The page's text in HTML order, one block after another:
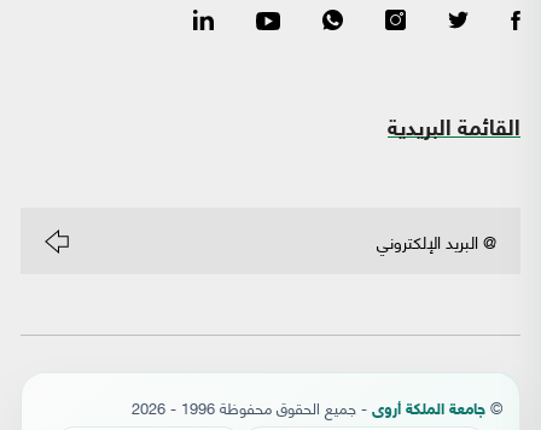
القائمة البريدية
© جامعة الملكة أروى - جميع الحقوق محفوظة 1996 - 2026